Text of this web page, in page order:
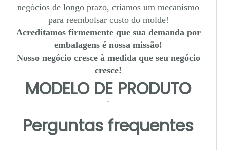
negócios de longo prazo, criamos um mecanismo
para reembolsar custo do molde!
Acreditamos firmemente que sua demanda por
embalagens é nossa missão!
Nosso negócio cresce à medida que seu negócio
cresce!
MODELO DE PRODUTO
Perguntas frequentes